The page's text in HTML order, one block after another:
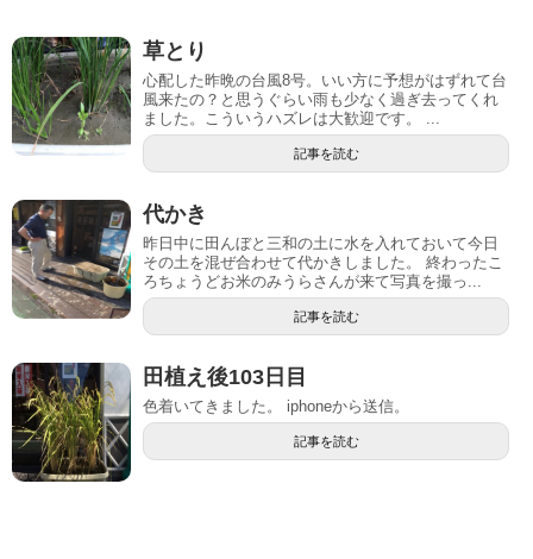
草とり
心配した昨晩の台風8号。いい方に予想がはずれて台
風来たの？と思うぐらい雨も少なく過ぎ去ってくれ
ました。こういうハズレは大歓迎です。 ...
記事を読む
代かき
昨日中に田んぼと三和の土に水を入れておいて今日
その土を混ぜ合わせて代かきしました。 終わったこ
ろちょうどお米のみうらさんが来て写真を撮っ...
記事を読む
田植え後103日目
色着いてきました。 iphoneから送信。
記事を読む